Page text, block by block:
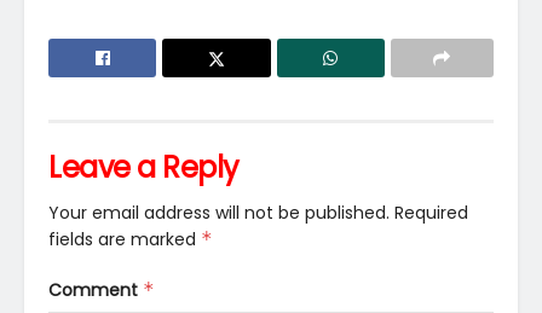
Leave a Reply
Your email address will not be published. Required
fields are marked *
Comment *